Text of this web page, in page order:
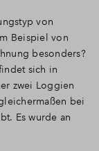
von
Beispiel von
besonders?
sich in
zwei Loggien
bei
Es wurde an